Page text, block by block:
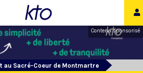
Contenu sponsorisé
au Sacré-Coeur de Montmartre